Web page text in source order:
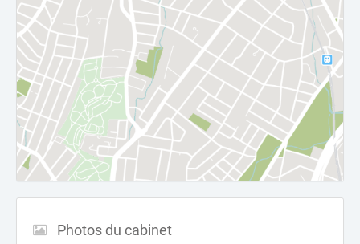
Photos du cabinet